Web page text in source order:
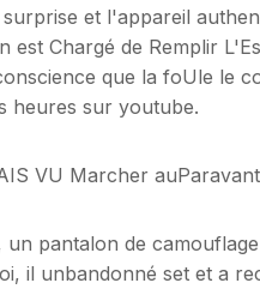
et l'appareil
Chargé de Remplir
que la foUle le
heures sur youtube.
VU Marcher
pantalon de
il unbandonné set et a